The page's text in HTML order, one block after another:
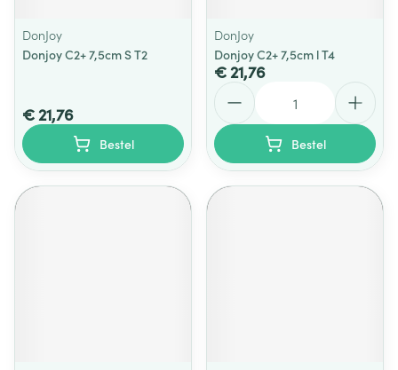
DonJoy
Donjoy C2+ 7,5cm S T2
€ 21,76
Bestel
DonJoy
Donjoy C2+ 7,5cm l T4
€ 21,76
Bestel